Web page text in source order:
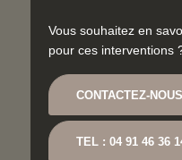
Vous souhaitez en
pour ces interventions
CONTACTEZ-NOUS
TEL : 04 91 46 36